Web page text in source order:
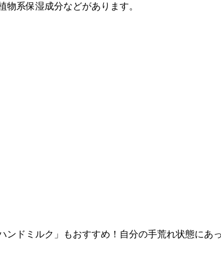
系保湿成分などがあります。
ドミルク」もおすすめ！自分の手荒れ状態にあ